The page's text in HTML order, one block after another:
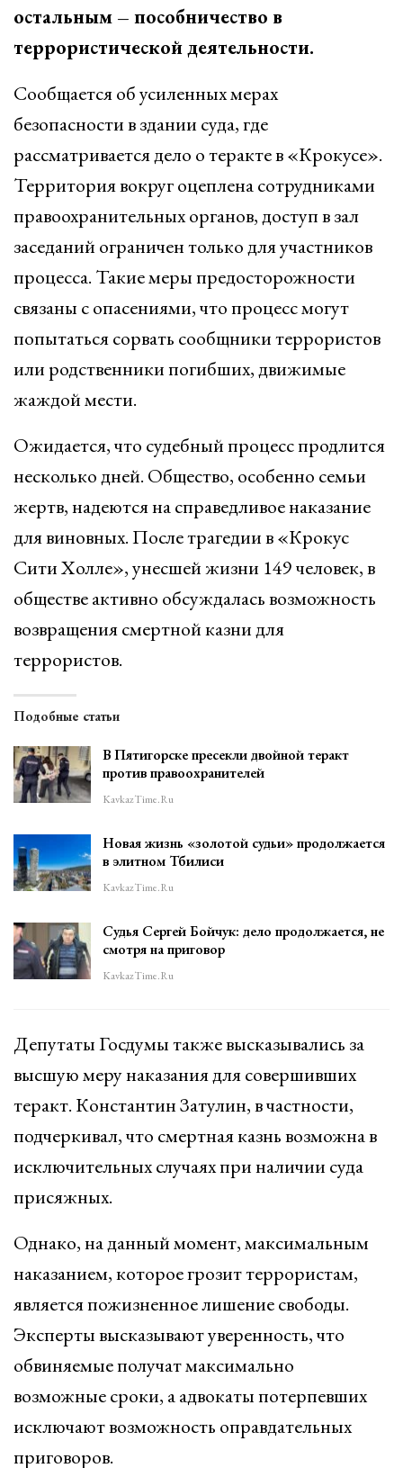
остальным – пособничество в
террористической деятельности.
Сообщается об усиленных мерах
безопасности в здании суда, где
рассматривается дело о теракте в «Крокусе».
Территория вокруг оцеплена сотрудниками
правоохранительных органов, доступ в зал
заседаний ограничен только для участников
процесса. Такие меры предосторожности
связаны с опасениями, что процесс могут
попытаться сорвать сообщники террористов
или родственники погибших, движимые
жаждой мести.
Ожидается, что судебный процесс продлится
несколько дней. Общество, особенно семьи
жертв, надеются на справедливое наказание
для виновных. После трагедии в «Крокус
Сити Холле», унесшей жизни 149 человек, в
обществе активно обсуждалась возможность
возвращения смертной казни для
террористов.
Подобные статьи
В Пятигорске пресекли двойной теракт
против правоохранителей
KavkazTime.ru
Новая жизнь «золотой судьи» продолжается
в элитном Тбилиси
KavkazTime.ru
Судья Сергей Бойчук: дело продолжается, не
смотря на приговор
KavkazTime.ru
Депутаты Госдумы также высказывались за
высшую меру наказания для совершивших
теракт. Константин Затулин, в частности,
подчеркивал, что смертная казнь возможна в
исключительных случаях при наличии суда
присяжных.
Однако, на данный момент, максимальным
наказанием, которое грозит террористам,
является пожизненное лишение свободы.
Эксперты высказывают уверенность, что
обвиняемые получат максимально
возможные сроки, а адвокаты потерпевших
исключают возможность оправдательных
приговоров.